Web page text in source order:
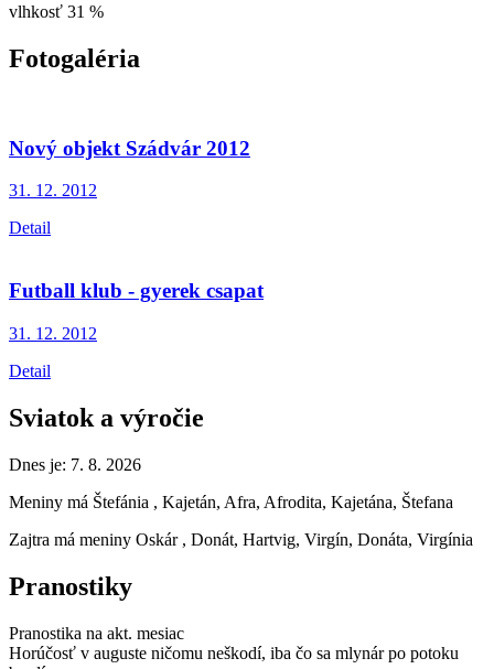
vlhkosť 31 %
Fotogaléria
Nový objekt Szádvár 2012
31. 12. 2012
Detail
Futball klub - gyerek csapat
31. 12. 2012
Detail
Sviatok a výročie
Dnes je: 7. 8. 2026
Meniny má Štefánia , Kajetán, Afra, Afrodita, Kajetána, Štefana
Zajtra má meniny Oskár , Donát, Hartvig, Virgín, Donáta, Virgínia
Pranostiky
Pranostika na akt. mesiac
Horúčosť v auguste ničomu neškodí, iba čo sa mlynár po potoku